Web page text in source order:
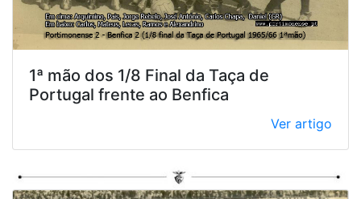
1ª mão dos 1/8 Final da Taça de
Portugal frente ao Benfica
Ver artigo